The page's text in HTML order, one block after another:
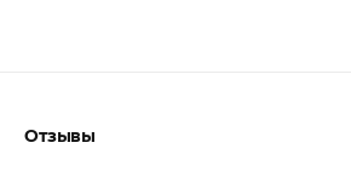
Отзывы